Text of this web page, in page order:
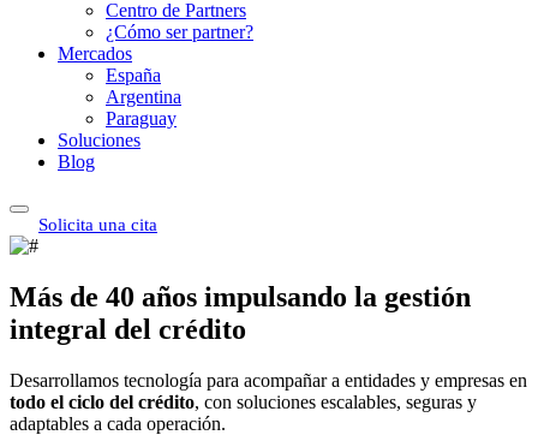
Centro de Partners
¿Cómo ser partner?
Mercados
España
Argentina
Paraguay
Soluciones
Blog
Solicita una cita
Más de 40 años impulsando la gestión
integral del crédito
Desarrollamos tecnología para acompañar a entidades y empresas en
todo el ciclo del crédito, con soluciones escalables, seguras y
adaptables a cada operación.